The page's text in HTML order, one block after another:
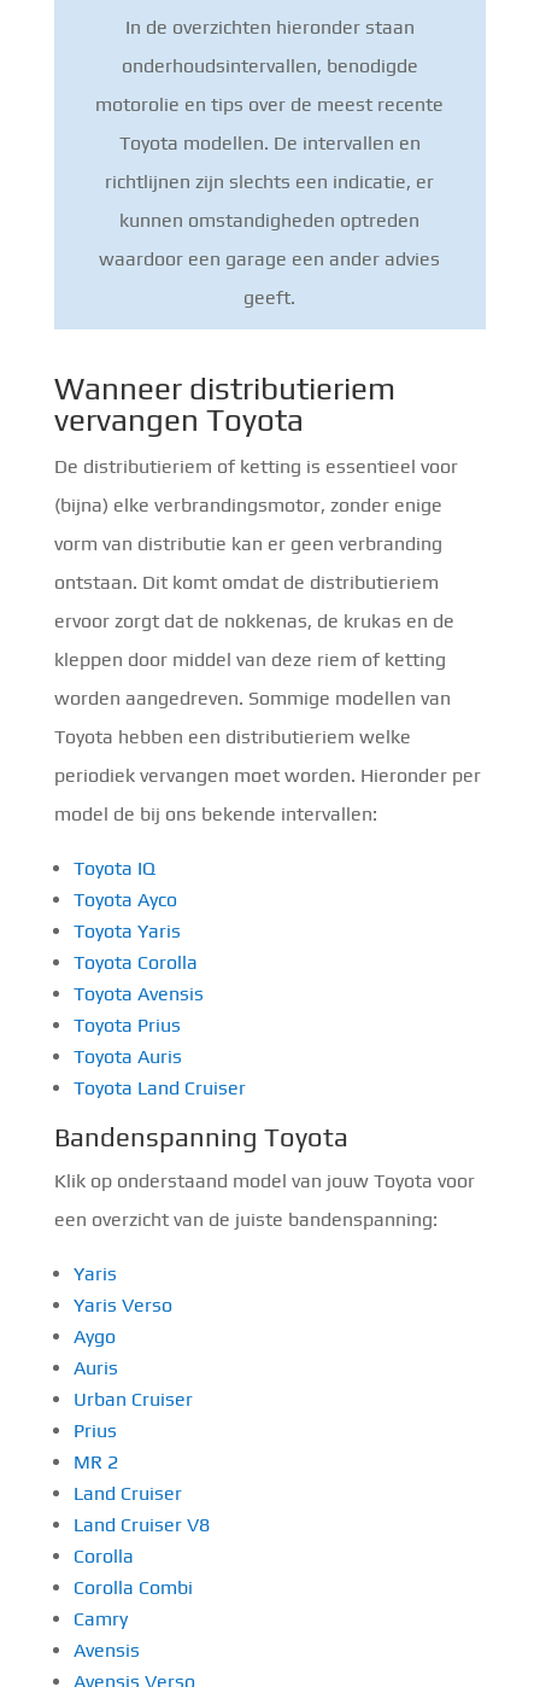
In de overzichten hieronder staan
onderhoudsintervallen, benodigde
motorolie en tips over de meest recente
Toyota modellen. De intervallen en
richtlijnen zijn slechts een indicatie, er
kunnen omstandigheden optreden
waardoor een garage een ander advies
geeft.
Wanneer distributieriem
vervangen Toyota
De distributieriem of ketting is essentieel voor
(bijna) elke verbrandingsmotor, zonder enige
vorm van distributie kan er geen verbranding
ontstaan. Dit komt omdat de distributieriem
ervoor zorgt dat de nokkenas, de krukas en de
kleppen door middel van deze riem of ketting
worden aangedreven. Sommige modellen van
Toyota hebben een distributieriem welke
periodiek vervangen moet worden. Hieronder per
model de bij ons bekende intervallen:
Toyota IQ
Toyota Ayco
Toyota Yaris
Toyota Corolla
Toyota Avensis
Toyota Prius
Toyota Auris
Toyota Land Cruiser
Bandenspanning Toyota
Klik op onderstaand model van jouw Toyota voor
een overzicht van de juiste bandenspanning:
Yaris
Yaris Verso
Aygo
Auris
Urban Cruiser
Prius
MR 2
Land Cruiser
Land Cruiser V8
Corolla
Corolla Combi
Camry
Avensis
Avensis Verso